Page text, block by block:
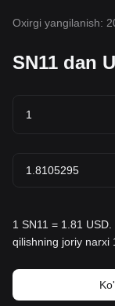
Oxirgi yangilanish:
SN11 dan
1 SN11 = 1.81
qilishning joriy narxi